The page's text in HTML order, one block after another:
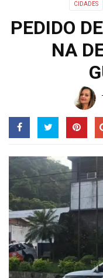
CIDADES
PEDIDO
NA